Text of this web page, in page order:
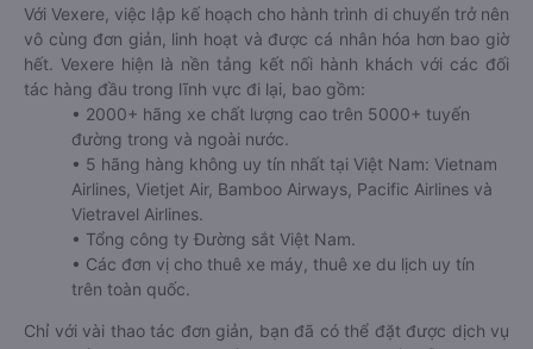
Với Vexere, việc lập kế hoạch cho hành trình di chuyển trở nên
vô cùng đơn giản, linh hoạt và được cá nhân hóa hơn bao giờ
hết. Vexere hiện là nền tảng kết nối hành khách với các đối
tác hàng đầu trong lĩnh vực đi lại, bao gồm:
• 2000+ hãng xe chất lượng cao trên 5000+ tuyến
đường trong và ngoài nước.
• 5 hãng hàng không uy tín nhất tại Việt Nam: Vietnam
Airlines, Vietjet Air, Bamboo Airways, Pacific Airlines và
Vietravel Airlines.
• Tổng công ty Đường sắt Việt Nam.
• Các đơn vị cho thuê xe máy, thuê xe du lịch uy tín
trên toàn quốc.
Chỉ với vài thao tác đơn giản, bạn đã có thể đặt được dịch vụ